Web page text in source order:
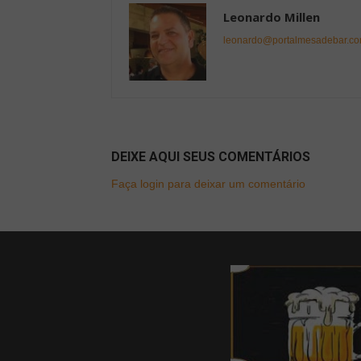
Leonardo Millen
DEIXE AQUI SEUS COMENTÁRIOS
Faça login para deixar um comentário